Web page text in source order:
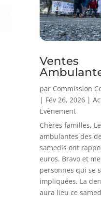
Ventes
par Commission
| Fév 26, 2026 |
Evènement
Chères familles,
ambulantes des
samedis ont
euros. Bravo et
personnes qui se
impliquées. La
aura lieu ce